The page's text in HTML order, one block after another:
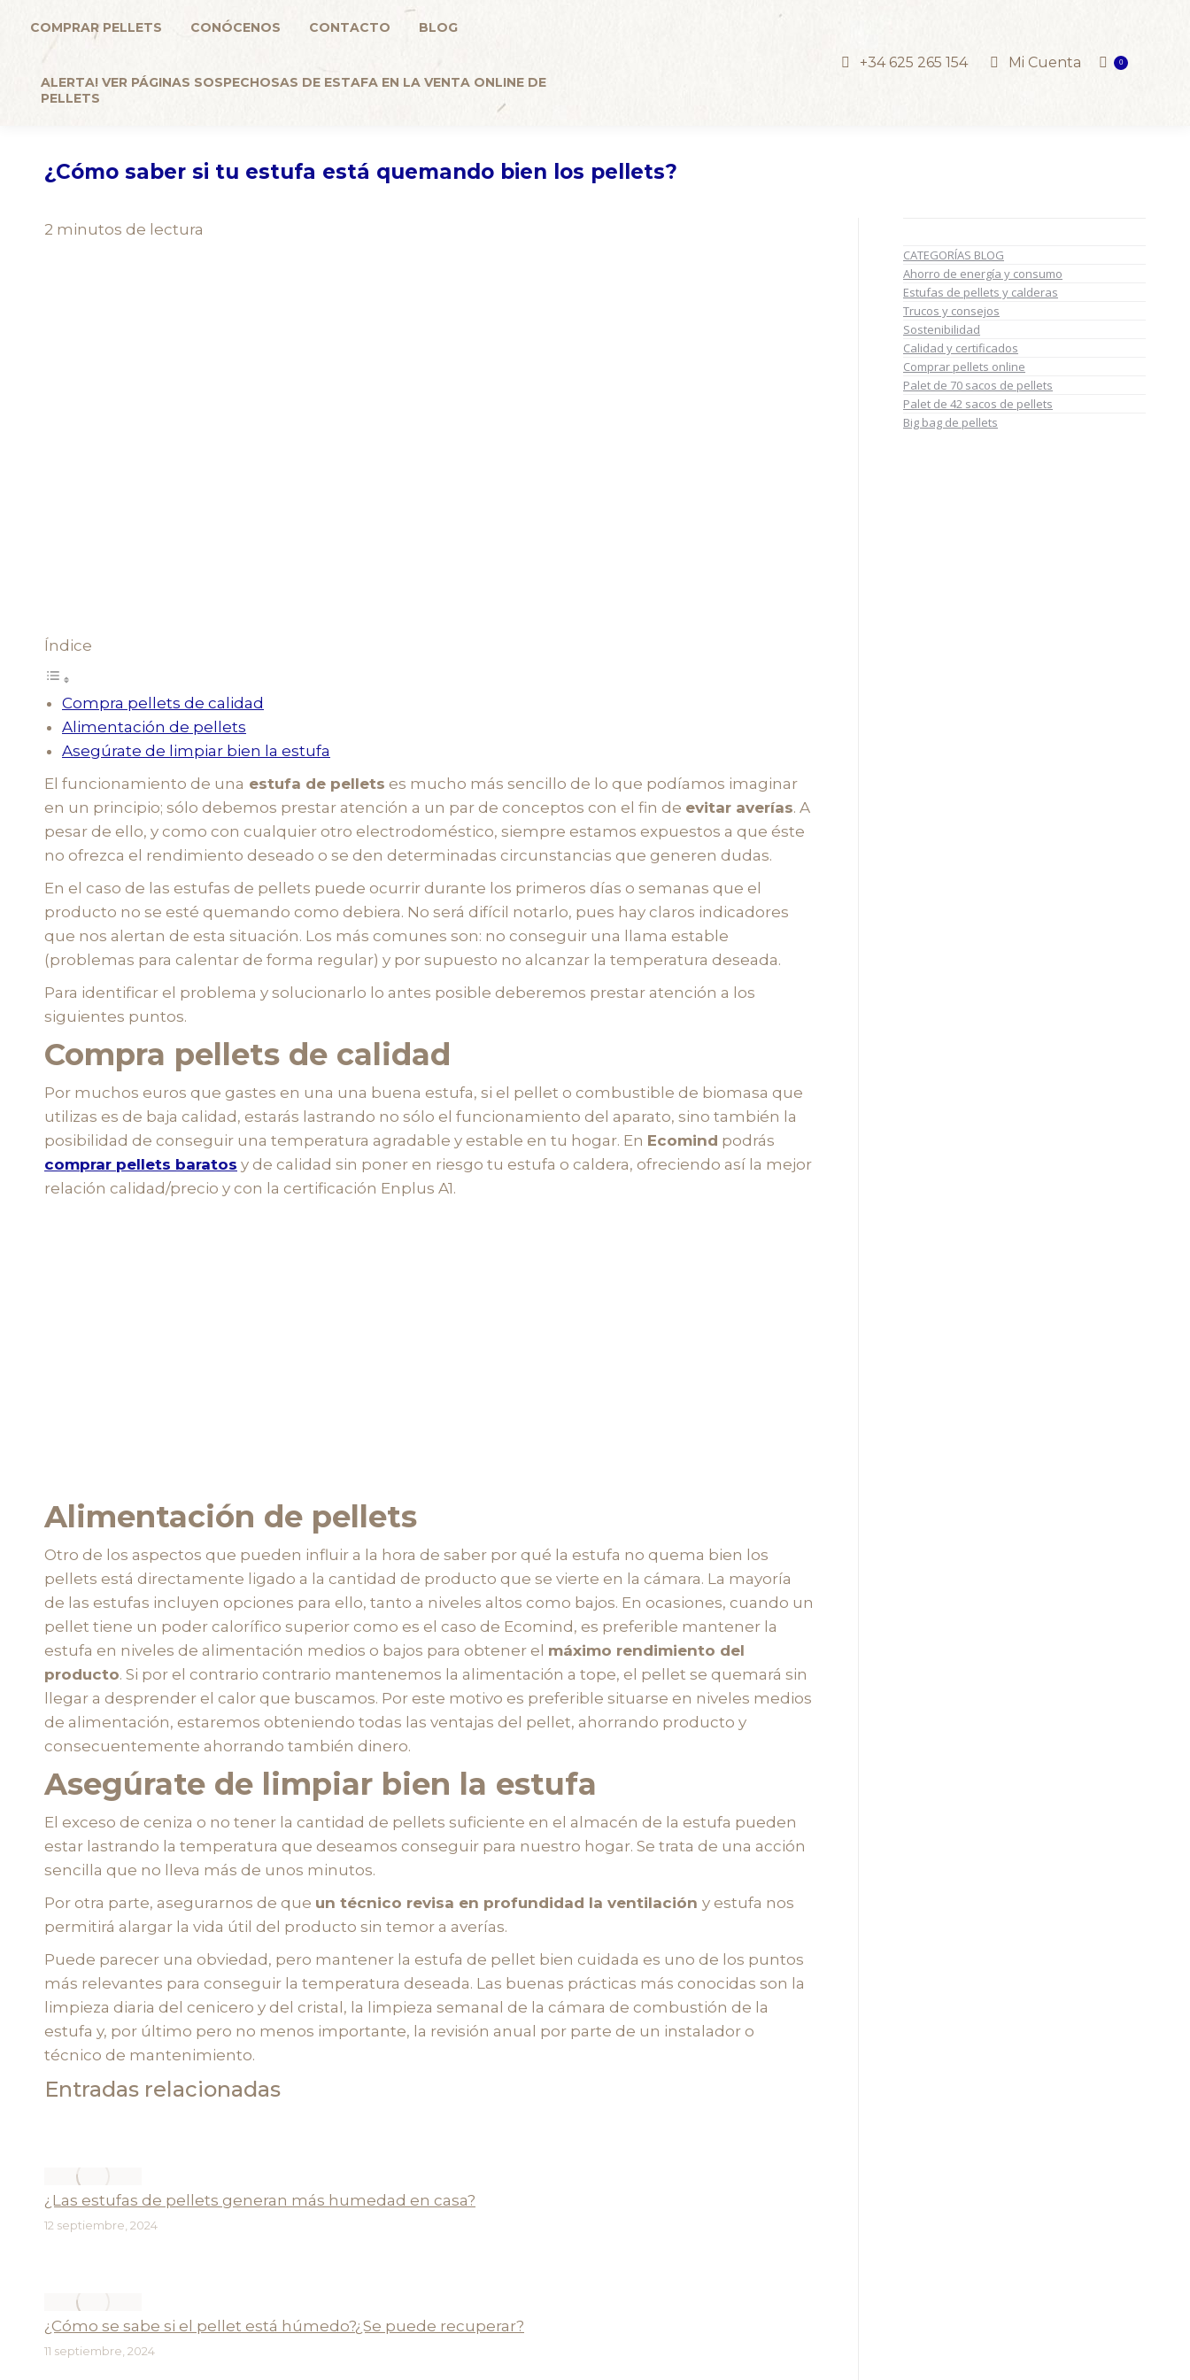
Venta pellets ENplus A1 al mejor precio
COMPRAR PELLETS CONÓCENOS CONTACTO BLOG
ALERTA! VER PÁGINAS SOSPECHOSAS DE ESTAFA EN LA VENTA ONLINE DE
PELLETS
+34 625 265 154 Mi Cuenta 0
¿Cómo saber si tu estufa está quemando bien los pellets?
2 minutos de lectura
Índice
Compra pellets de calidad
Alimentación de pellets
Asegúrate de limpiar bien la estufa
El funcionamiento de una estufa de pellets es mucho más sencillo de lo que podíamos imaginar
en un principio; sólo debemos prestar atención a un par de conceptos con el fin de evitar averías. A
pesar de ello, y como con cualquier otro electrodoméstico, siempre estamos expuestos a que éste
no ofrezca el rendimiento deseado o se den determinadas circunstancias que generen dudas.
En el caso de las estufas de pellets puede ocurrir durante los primeros días o semanas que el
producto no se esté quemando como debiera. No será difícil notarlo, pues hay claros indicadores
que nos alertan de esta situación. Los más comunes son: no conseguir una llama estable
(problemas para calentar de forma regular) y por supuesto no alcanzar la temperatura deseada.
Para identificar el problema y solucionarlo lo antes posible deberemos prestar atención a los
siguientes puntos.
Compra pellets de calidad
Por muchos euros que gastes en una una buena estufa, si el pellet o combustible de biomasa que
utilizas es de baja calidad, estarás lastrando no sólo el funcionamiento del aparato, sino también la
posibilidad de conseguir una temperatura agradable y estable en tu hogar. En Ecomind podrás
comprar pellets baratos y de calidad sin poner en riesgo tu estufa o caldera, ofreciendo así la mejor
relación calidad/precio y con la certificación Enplus A1.
Alimentación de pellets
Otro de los aspectos que pueden influir a la hora de saber por qué la estufa no quema bien los
pellets está directamente ligado a la cantidad de producto que se vierte en la cámara. La mayoría
de las estufas incluyen opciones para ello, tanto a niveles altos como bajos. En ocasiones, cuando un
pellet tiene un poder calorífico superior como es el caso de Ecomind, es preferible mantener la
estufa en niveles de alimentación medios o bajos para obtener el máximo rendimiento del
producto. Si por el contrario contrario mantenemos la alimentación a tope, el pellet se quemará sin
llegar a desprender el calor que buscamos. Por este motivo es preferible situarse en niveles medios
de alimentación, estaremos obteniendo todas las ventajas del pellet, ahorrando producto y
consecuentemente ahorrando también dinero.
Asegúrate de limpiar bien la estufa
El exceso de ceniza o no tener la cantidad de pellets suficiente en el almacén de la estufa pueden
estar lastrando la temperatura que deseamos conseguir para nuestro hogar. Se trata de una acción
sencilla que no lleva más de unos minutos.
Por otra parte, asegurarnos de que un técnico revisa en profundidad la ventilación y estufa nos
permitirá alargar la vida útil del producto sin temor a averías.
Puede parecer una obviedad, pero mantener la estufa de pellet bien cuidada es uno de los puntos
más relevantes para conseguir la temperatura deseada. Las buenas prácticas más conocidas son la
limpieza diaria del cenicero y del cristal, la limpieza semanal de la cámara de combustión de la
estufa y, por último pero no menos importante, la revisión anual por parte de un instalador o
técnico de mantenimiento.
Entradas relacionadas
¿Las estufas de pellets generan más humedad en casa?
12 septiembre, 2024
¿Cómo se sabe si el pellet está húmedo?¿Se puede recuperar?
11 septiembre, 2024
CATEGORÍAS BLOG
Ahorro de energía y consumo
Estufas de pellets y calderas
Trucos y consejos
Sostenibilidad
Calidad y certificados
Comprar pellets online
Palet de 70 sacos de pellets
Palet de 42 sacos de pellets
Big bag de pellets